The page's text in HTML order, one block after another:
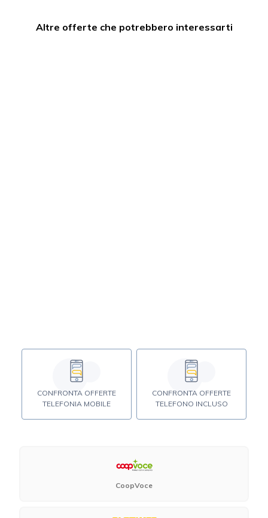
Altre offerte che potrebbero interessarti
CONFRONTA OFFERTE
TELEFONIA MOBILE
CONFRONTA OFFERTE
TELEFONO INCLUSO
CoopVoce